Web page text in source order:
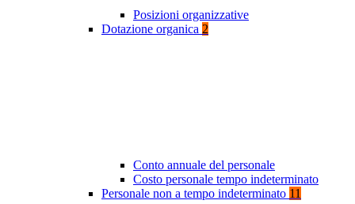
Posizioni organizzative
Dotazione organica 2
Conto annuale del personale
Costo personale tempo indeterminato
Personale non a tempo indeterminato 11